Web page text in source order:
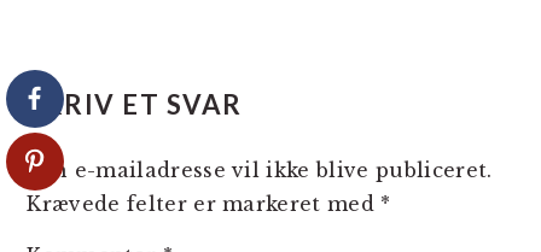
SKRIV ET SVAR
Din e-mailadresse vil ikke blive publiceret.
Krævede felter er markeret med *